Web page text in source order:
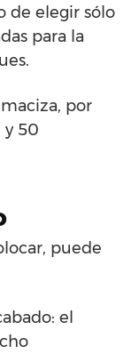
de elegir sólo
para la
por
y 50
puede
el